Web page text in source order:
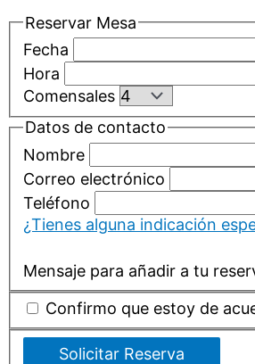
Reservar Mesa
Fecha
Hora
Comensales
Datos de contacto
Nombre
Correo electrónico
Teléfono
¿Tienes alguna indicación
Mensaje para añadir a tu
Confirmo que estoy de
Solicitar Reserva